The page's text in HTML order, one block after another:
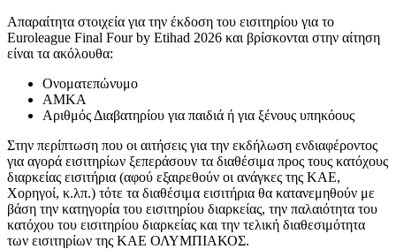
Απαραίτητα στοιχεία για την έκδοση του εισιτηρίου για το
Euroleague Final Four by Etihad 2026 και βρίσκονται στην αίτηση
είναι τα ακόλουθα:
Ονοματεπώνυμο
ΑΜΚΑ
Αριθμός Διαβατηρίου για παιδιά ή για ξένους υπηκόους
Στην περίπτωση που οι αιτήσεις για την εκδήλωση ενδιαφέροντος
για αγορά εισιτηρίων ξεπεράσουν τα διαθέσιμα προς τους κατόχους
διαρκείας εισιτήρια (αφού εξαιρεθούν οι ανάγκες της ΚΑΕ,
Χορηγοί, κ.λπ.) τότε τα διαθέσιμα εισιτήρια θα κατανεμηθούν με
βάση την κατηγορία του εισιτηρίου διαρκείας, την παλαιότητα του
κατόχου του εισιτηρίου διαρκείας και την τελική διαθεσιμότητα
των εισιτηρίων της ΚΑΕ ΟΛΥΜΠΙΑΚΟΣ.